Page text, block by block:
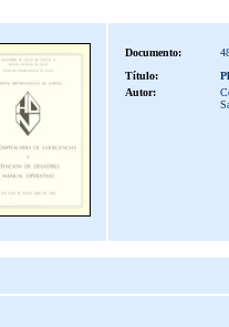
Documento:
Título:
Autor: